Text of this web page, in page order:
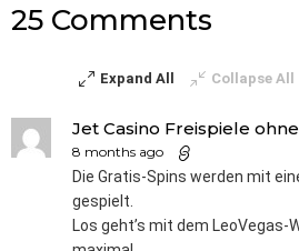
25 Comments
Expand All Collapse All
Jet Casino Freispiele
8 months ago
Die Gratis-Spins werden mit
gespielt.
Los geht’s mit dem LeoVegas-